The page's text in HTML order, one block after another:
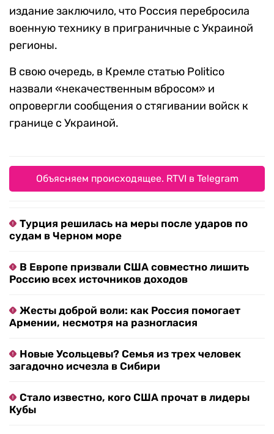
издание заключило, что Россия перебросила
военную технику в приграничные с Украиной
регионы.
В свою очередь, в Кремле статью Politico
назвали «некачественным вбросом» и
опровергли сообщения о стягивании войск к
границе с Украиной.
Объясняем происходящее. RTVI в Telegram
Турция решилась на меры после ударов по
судам в Черном море
В Европе призвали США совместно лишить
Россию всех источников доходов
Жесты доброй воли: как Россия помогает
Армении, несмотря на разногласия
Новые Усольцевы? Семья из трех человек
загадочно исчезла в Сибири
Стало известно, кого США прочат в лидеры
Кубы